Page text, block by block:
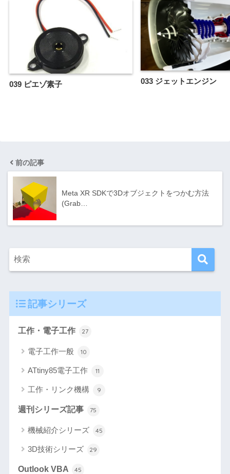
039 ピエゾ素子 033 ジェットエンジン
前の記事
Meta XR SDKで3Dオブジェクトをつかむ方法
(Grab…
記事シリーズ
工作・電子工作 27
電子工作一般 10
ATtiny85電子工作 11
工作・リンク機構 9
週刊シリーズ記事 75
機械紹介シリーズ 45
3D技術シリーズ 29
Outlook VBA 45